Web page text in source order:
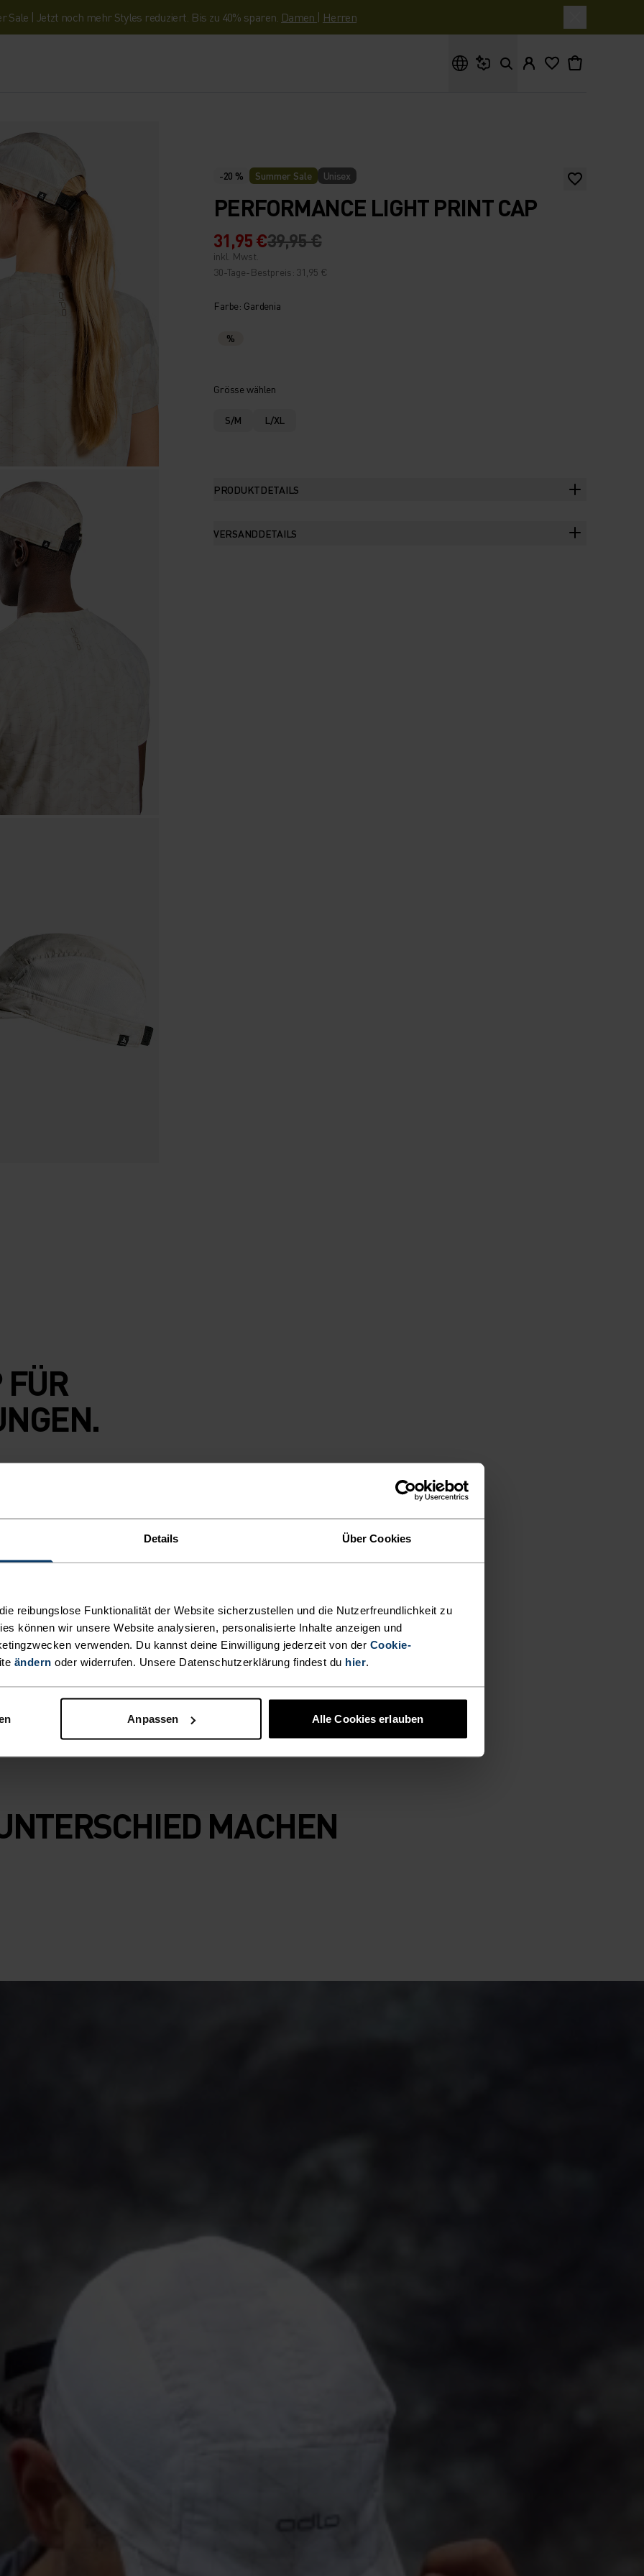
Details Über Cookies
reibungslose Funktionalität der Website sicherzustellen und die Nutzerfreundlichkeit zu
können wir unsere Website analysieren, personalisierte Inhalte anzeigen und
verwenden. Du kannst deine Einwilligung jederzeit von der Cookie-
ändern oder widerrufen. Unsere Datenschutzerklärung findest du hier.
Anpassen Alle Cookies erlauben
Sale | Jetzt noch mehr Styles reduziert. Bis zu 40% sparen. Damen | Herren
-20 % Summer Sale Unisex
PERFORMANCE LIGHT PRINT CAP
31,95 €39,95 €
inkl. Mwst.
30-Tage-Bestpreis: 31,95 €
Farbe: Gardenia
%
Grösse wählen
S/M L/XL
PRODUKTDETAILS
VERSANDDETAILS
dieser
An der
UV-
Einsätze
sammelst. Der
Gesicht und
Sitz.
wird das
Print.
bei
MACHEN